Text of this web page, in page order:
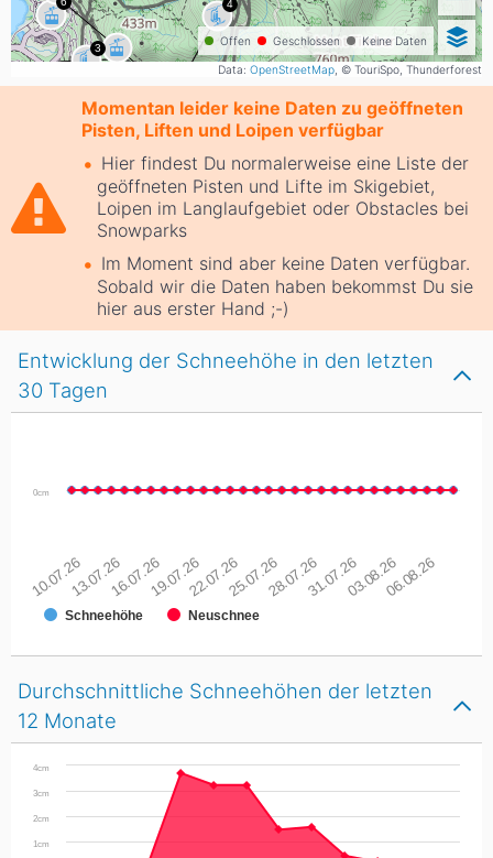
Offen Geschlossen Keine Daten
Data: OpenStreetMap , © TouriSpo, Thunderforest
Momentan leider keine Daten zu geöffneten
Pisten, Liften und Loipen verfügbar
Hier findest Du normalerweise eine Liste der
geöffneten Pisten und Lifte im Skigebiet,
Loipen im Langlaufgebiet oder Obstacles bei
Snowparks
Im Moment sind aber keine Daten verfügbar.
Sobald wir die Daten haben bekommst Du sie
hier aus erster Hand ;-)
Entwicklung der Schneehöhe in den letzten
30 Tagen
Schneehöhe Neuschnee
0cm
10.07.2613.07.2616.07.2619.07.2622.07.2625.07.2628.07.2631.07.2603.08.2606.08.26
Durchschnittliche Schneehöhen der letzten
12 Monate
1cm
2cm
3cm
4cm